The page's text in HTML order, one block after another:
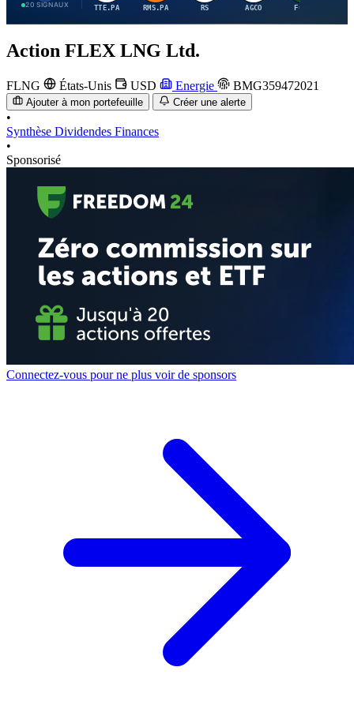
20 SIGNAUX TTE.PA RMS.PA RS AGCO FCFS
Action FLEX LNG Ltd.
FLNG États-Unis USD Energie BMG359472021
Ajouter à mon portefeuille Créer une alerte
•
Synthèse Dividendes Finances
•
Sponsorisé
Connectez-vous pour ne plus voir de sponsors